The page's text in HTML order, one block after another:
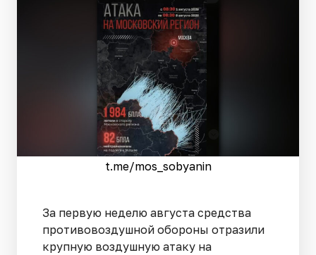
t.me/mos_sobyanin
За первую неделю августа средства
противовоздушной обороны отразили
крупную воздушную атаку на